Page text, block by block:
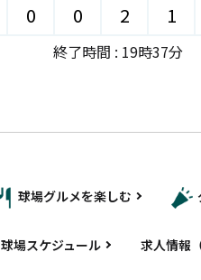
0 0 2 1
終了時間 : 19時37分
球場グルメを楽しむ
球場スケジュール 求人情報